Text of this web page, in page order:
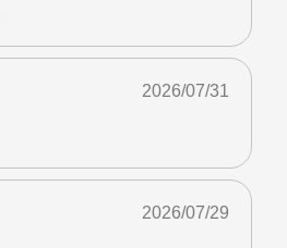
2026/07/31
2026/07/29